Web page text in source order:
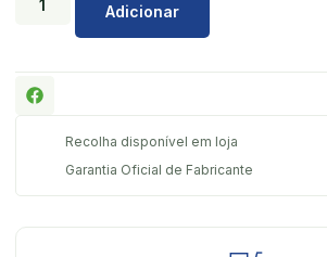
Adicionar
Recolha disponível em loja
Garantia Oficial de Fabricante